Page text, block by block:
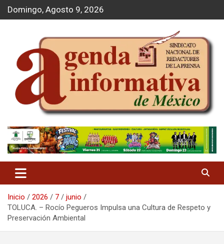
d
Domingo, Agosto 9, 2026
Agenda Informativa
Inicio 2026 7
junio
TOLUCA. – Rocío Pegueros Impulsa una Cultura de Respeto y
Preservación Ambiental